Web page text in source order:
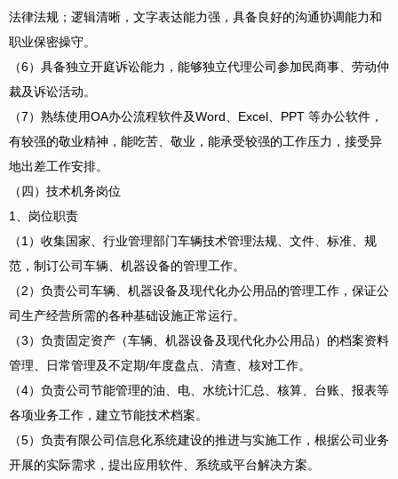
法律法规；逻辑清晰，文字表达能力强，具备良好的沟通协调能力和
职业保密操守。
（6）具备独立开庭诉讼能力，能够独立代理公司参加民商事、劳动仲
裁及诉讼活动。
（7）熟练使用OA办公流程软件及Word、Excel、PPT 等办公软件，
有较强的敬业精神，能吃苦、敬业，能承受较强的工作压力，接受异
地出差工作安排。
（四）技术机务岗位
1、岗位职责
（1）收集国家、行业管理部门车辆技术管理法规、文件、标准、规
范，制订公司车辆、机器设备的管理工作。
（2）负责公司车辆、机器设备及现代化办公用品的管理工作，保证公
司生产经营所需的各种基础设施正常运行。
（3）负责固定资产（车辆、机器设备及现代化办公用品）的档案资料
管理、日常管理及不定期/年度盘点、清查、核对工作。
（4）负责公司节能管理的油、电、水统计汇总、核算、台账、报表等
各项业务工作，建立节能技术档案。
（5）负责有限公司信息化系统建设的推进与实施工作，根据公司业务
开展的实际需求，提出应用软件、系统或平台解决方案。